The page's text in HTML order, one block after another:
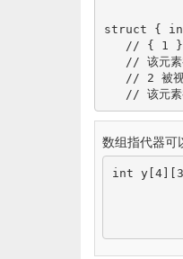
struct {
// { 1 } 被
// 该元
// 2 被视
// 该元
数组指代器可
int y[4] [ 3